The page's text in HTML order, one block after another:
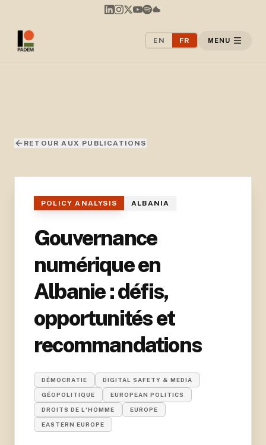
EN FR MENU
RETOUR AUX PUBLICATIONS
POLICY ANALYSIS ALBANIA
Gouvernance
numérique en
Albanie : défis,
opportunités et
recommandations
DÉMOCRATIE DIGITAL SAFETY & MEDIA
GÉOPOLITIQUE EUROPEAN POLITICS
DROITS DE L'HOMME EUROPE
EASTERN EUROPE